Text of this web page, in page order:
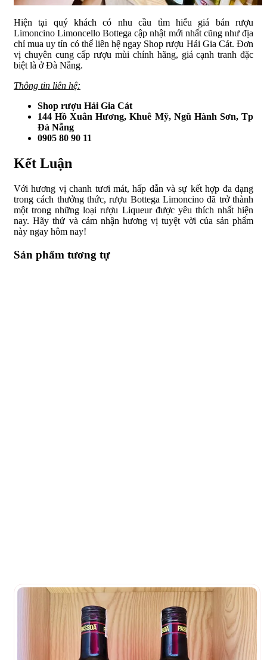
Hiện tại quý khách có nhu cầu tìm hiểu giá bán rượu
Limoncino Limoncello Bottega cập nhật mới nhất cũng như địa
chỉ mua uy tín có thể liên hệ ngay Shop rượu Hải Gia Cát. Đơn
vị chuyên cung cấp rượu mùi chính hãng, giá cạnh tranh đặc
biệt là ở Đà Nẵng.
Thông tin liên hệ:
Shop rượu Hải Gia Cát
144 Hồ Xuân Hương, Khuê Mỹ, Ngũ Hành Sơn, Tp
Đà Nẵng
0905 80 90 11
Kết Luận
Với hương vị chanh tươi mát, hấp dẫn và sự kết hợp đa dạng
trong cách thưởng thức, rượu Bottega Limoncino đã trở thành
một trong những loại rượu Liqueur được yêu thích nhất hiện
nay. Hãy thử và cảm nhận hương vị tuyệt vời của sản phẩm
này ngay hôm nay!
Sản phẩm tương tự